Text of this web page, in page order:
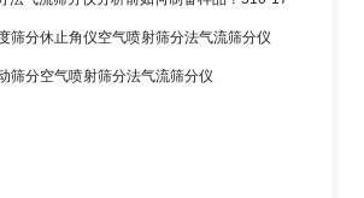
筛分休止角仪空气喷射筛分法气流筛分仪
筛分空气喷射筛分法气流筛分仪